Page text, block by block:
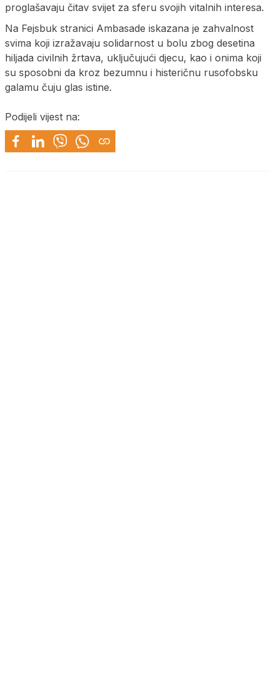
proglašavaju čitav svijet za sferu svojih vitalnih interesa.
Na Fejsbuk stranici Ambasade iskazana je zahvalnost
svima koji izražavaju solidarnost u bolu zbog desetina
hiljada civilnih žrtava, uključujući djecu, kao i onima koji
su sposobni da kroz bezumnu i histeričnu rusofobsku
galamu čuju glas istine.
Podijeli vijest na: